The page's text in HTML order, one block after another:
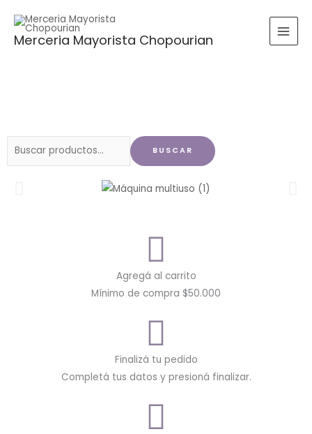
contenido
Merceria Mayorista Chopourian
Buscar
BUSCAR
Agregá al carrito
Mínimo de compra $50.000
Finalizá tu pedido
Completá tus datos y presioná finalizar.